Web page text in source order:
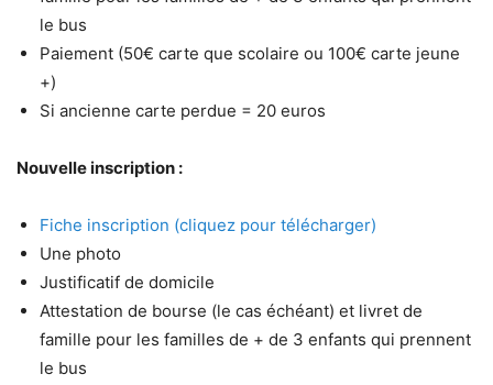
le bus
Paiement (50€ carte que scolaire ou 100€ carte jeune
+)
Si ancienne carte perdue = 20 euros
Nouvelle inscription :
Fiche inscription (cliquez pour télécharger)
Une photo
Justificatif de domicile
Attestation de bourse (le cas échéant) et livret de
famille pour les familles de + de 3 enfants qui prennent
le bus